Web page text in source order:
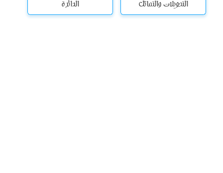
التحويلات والتماثل الدائرة